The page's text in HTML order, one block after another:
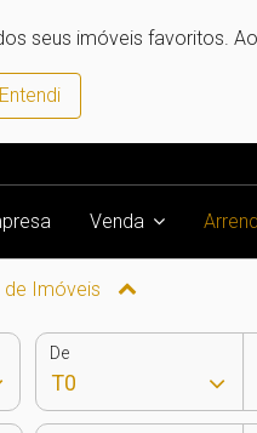
seus imóveis favoritos.
Entendi
Venda
de Imóveis
De